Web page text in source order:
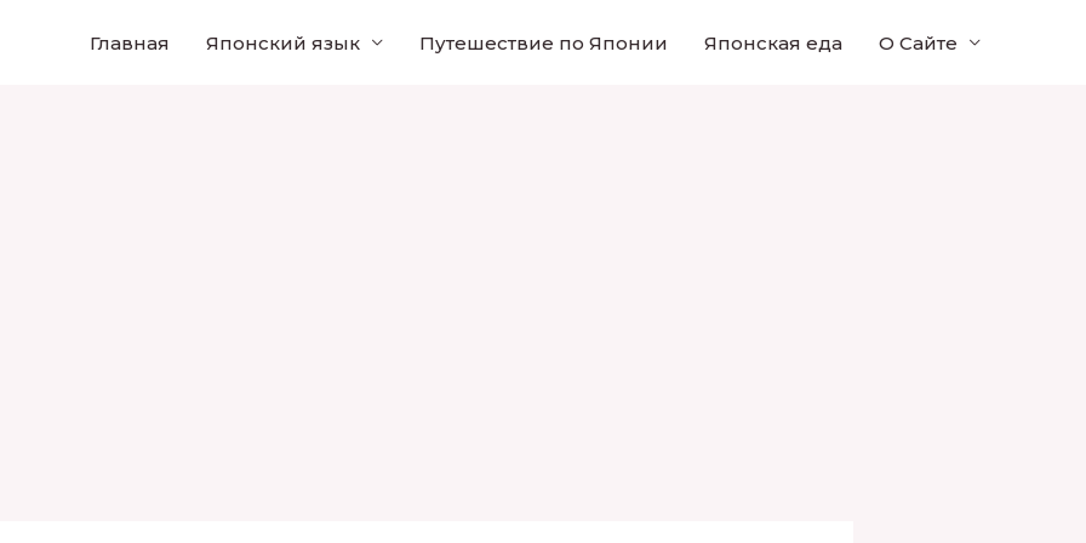
Главная Японский язык Путешествие по Японии Японская еда О Сайте